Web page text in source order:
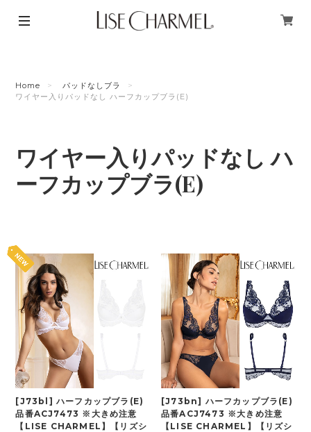
Home
パッドなしブラ
ワイヤー入りパッドなし ハーフカップブラ(E)
ワイヤー入りパッドなし ハ
ーフカップブラ(E)
[J73bl] ハーフカップブラ(E)
品番ACJ7473 ※大きめ注意
【LISE CHARMEL】【リズシ
[J73bn] ハーフカップブラ(E)
品番ACJ7473 ※大きめ注意
【LISE CHARMEL】【リズシ